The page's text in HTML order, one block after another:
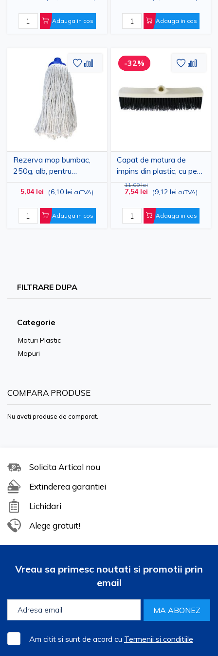
Adauga in cos Adauga in cos
Rezerva mop bumbac,
250g, alb, pentru
pardoseli
5,04 lei (6,10 lei cuTVA)
Adauga in cos
Adaugati
Adaugati-32%
Capat de matura de
impins din plastic, cu peri
scurti, desi, 9x40cm
7,54 lei
11,09 lei
( 9,12 lei cuTVA)
Adauga in cos
de
Dorinte
FILTRARE DUPA
Categorie
Maturi Plastic
Mopuri
COMPARA PRODUSE
Nu aveti produse de comparat.
Solicita Articol nou
Extinderea garantiei
Lichidari
Alege gratuit!
Vreau sa primesc noutati si promotii prin
email
MA ABONEZ
Am citit si sunt de acord cu Termenii si conditiile